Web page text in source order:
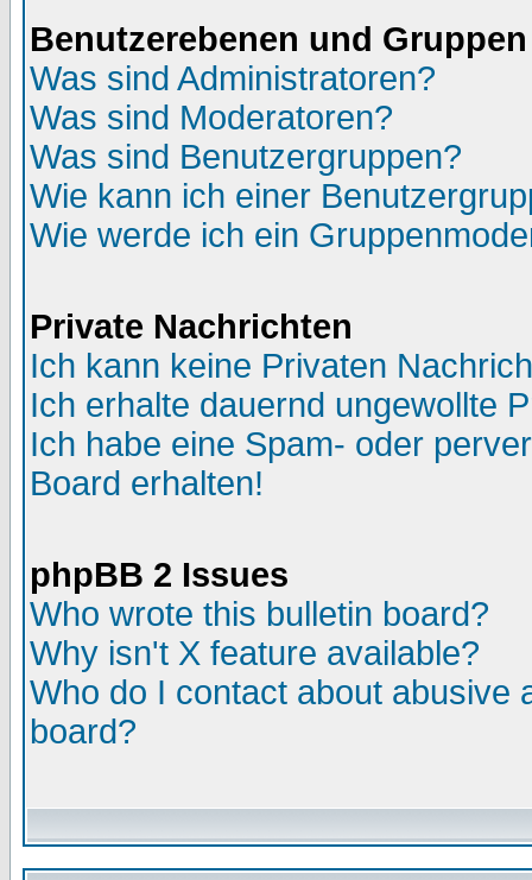
Benutzerebenen und Gruppen
Was sind Administratoren?
Was sind Moderatoren?
Was sind Benutzergruppen?
Wie kann ich einer
Wie werde ich ein
Private Nachrichten
Ich kann keine Privaten
Ich erhalte dauernd ungewollte
Ich habe eine Spam- oder
Board erhalten!
phpBB 2 Issues
Who wrote this bulletin board?
Why isn't X feature available?
Who do I contact about abusive
board?